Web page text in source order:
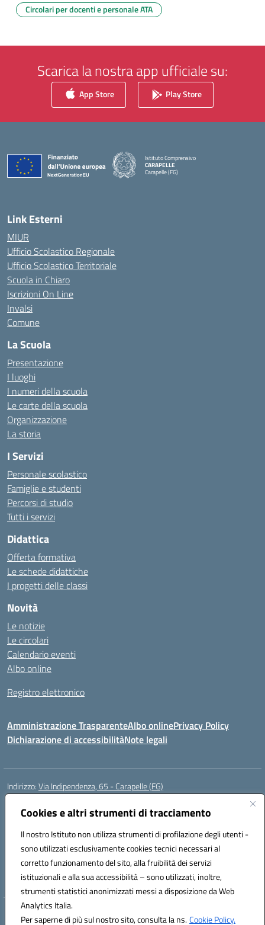
Cookies e altri strumenti di tracciamento
Il nostro Istituto non utilizza strumenti di profilazione degli utenti -
sono utilizzati esclusivamente cookies tecnici necessari al
corretto funzionamento del sito, alla fruibilità dei servizi
istituzionali e alla sua accessibilità – sono utilizzati, inoltre,
strumenti statistici anonimizzati messi a disposizione da Web
Analytics Italia.
Per saperne di più sul nostro sito, consulta la ns.Cookie Policy.
Circolari per docenti e personale ATA
Scarica la nostra app ufficiale su:
App Store Play Store
Istituto Comprensivo
CARAPELLE
Carapelle (FG)
— Visita la pagina iniziale della scuola
Link Esterni
MIUR
Ufficio Scolastico Regionale
Ufficio Scolastico Territoriale
Scuola in Chiaro
Iscrizioni On Line
Invalsi
Comune
La Scuola
Presentazione
I luoghi
I numeri della scuola
Le carte della scuola
Organizzazione
La storia
I Servizi
Personale scolastico
Famiglie e studenti
Percorsi di studio
Tutti i servizi
Didattica
Offerta formativa
Le schede didattiche
I progetti delle classi
Novità
Le notizie
Le circolari
Calendario eventi
Albo online
Registro elettronico
Amministrazione TrasparenteAlbo onlinePrivacy Policy
Dichiarazione di accessibilitàNote legali
Indirizzo:Via Indipendenza, 65 - Carapelle (FG)
Centralino:
Posta elettronica certificata (PEC):fgic822001@pec.istruzione.it
Codice fiscale: 90015720718
Codice meccanografico:FGIC822001
Codice Indice delle Pubbliche Amministrazioni (IPA): istsc_fgic822001
Codice unico di fatturazione (CUF): UFSLF2
Hosting & Powered by 3D Solution S.r.l.